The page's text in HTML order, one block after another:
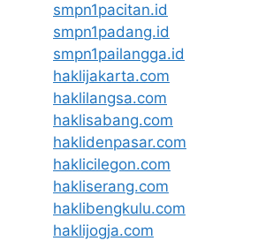
smpn1pacitan.id
smpn1padang.id
smpn1pailangga.id
haklijakarta.com
haklilangsa.com
haklisabang.com
haklidenpasar.com
haklicilegon.com
hakliserang.com
haklibengkulu.com
haklijogja.com